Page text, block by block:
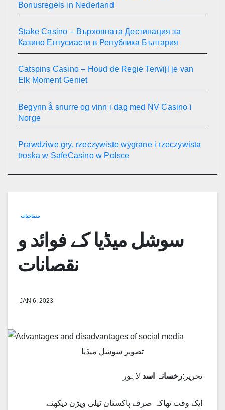
Bonusregels in Nederland
Stake Casino – Върховната Дестинация за
Казино Ентусиасти в Република България
Catspins Casino – Houd de Regie Terwijl je van
Elk Moment Geniet
Begynn å snurre og vinn i dag med NV Casino i
Norge
Prawdziwe gry, rzeczywiste wygrane i rzeczywista
troska w SafeCasino w Polsce
سماجیات
سوشل میڈیا کے فوائد و
نقصانات
JAN 6, 2023
تصویر سوشل میڈیا
تحریر:رخسانہ اسد لاہور
ایک وقت تھاکہ صرف پاکستان ٹیلی ویژن دیکھنے